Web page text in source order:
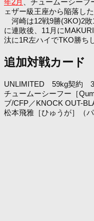
年2月
、チュームーシー
ェザー級王座から陥落した
河崎は12戦9勝(3KO)2敗
に連敗後、11月にMAKURI
汰に1R左ハイでTKO勝ち
追加対戦カード
UNLIMITED 59kg契約 3
チュームーシーフー［
ブ/CFP／KNOCK OUT-
松本飛雅［ひゅうが］（